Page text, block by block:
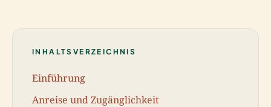
INHALTSVERZEICHNIS
Einführung
Anreise und Zugänglichkeit